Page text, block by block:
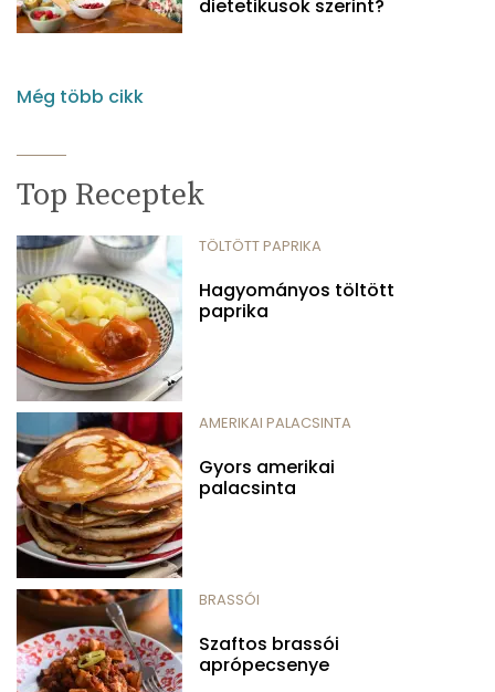
dietetikusok szerint?
Még több cikk
Top Receptek
TÖLTÖTT PAPRIKA
Hagyományos töltött
paprika
AMERIKAI PALACSINTA
Gyors amerikai
palacsinta
BRASSÓI
Szaftos brassói
aprópecsenye